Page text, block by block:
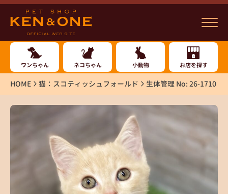
ワンちゃん ネコちゃん 小動物 お店を探す
HOME 猫：スコティッシュフォールド 生体管理 No: 26-1710